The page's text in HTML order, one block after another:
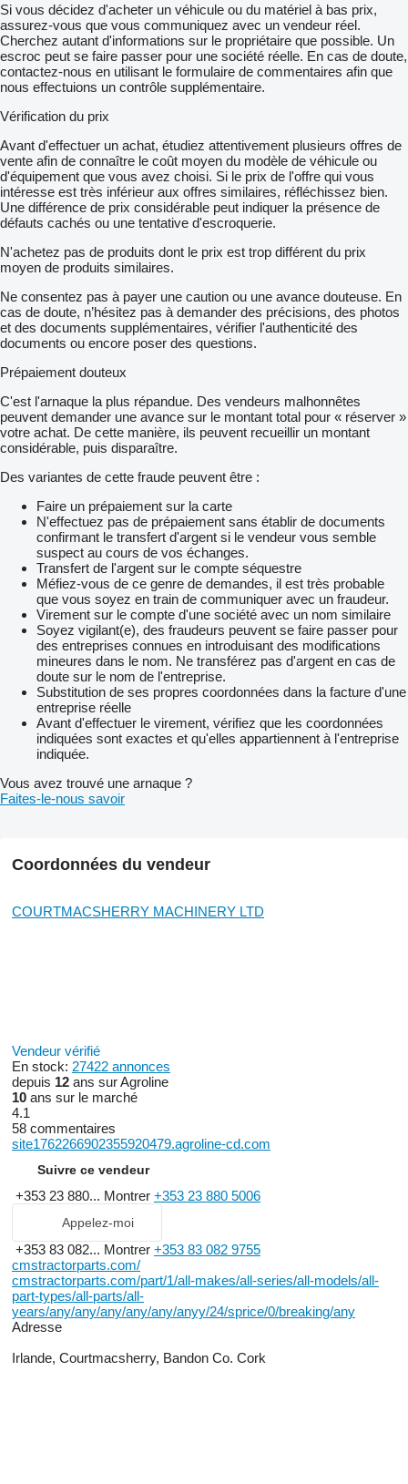
Si vous décidez d'acheter un véhicule ou du matériel à bas prix,
assurez-vous que vous communiquez avec un vendeur réel.
Cherchez autant d'informations sur le propriétaire que possible. Un
escroc peut se faire passer pour une société réelle. En cas de doute,
contactez-nous en utilisant le formulaire de commentaires afin que
nous effectuions un contrôle supplémentaire.
Vérification du prix
Avant d'effectuer un achat, étudiez attentivement plusieurs offres de
vente afin de connaître le coût moyen du modèle de véhicule ou
d'équipement que vous avez choisi. Si le prix de l'offre qui vous
intéresse est très inférieur aux offres similaires, réfléchissez bien.
Une différence de prix considérable peut indiquer la présence de
défauts cachés ou une tentative d'escroquerie.
N'achetez pas de produits dont le prix est trop différent du prix
moyen de produits similaires.
Ne consentez pas à payer une caution ou une avance douteuse. En
cas de doute, n’hésitez pas à demander des précisions, des photos
et des documents supplémentaires, vérifier l'authenticité des
documents ou encore poser des questions.
Prépaiement douteux
C'est l'arnaque la plus répandue. Des vendeurs malhonnêtes
peuvent demander une avance sur le montant total pour « réserver »
votre achat. De cette manière, ils peuvent recueillir un montant
considérable, puis disparaître.
Des variantes de cette fraude peuvent être :
Faire un prépaiement sur la carte
N'effectuez pas de prépaiement sans établir de documents
confirmant le transfert d'argent si le vendeur vous semble
suspect au cours de vos échanges.
Transfert de l'argent sur le compte séquestre
Méfiez-vous de ce genre de demandes, il est très probable
que vous soyez en train de communiquer avec un fraudeur.
Virement sur le compte d'une société avec un nom similaire
Soyez vigilant(e), des fraudeurs peuvent se faire passer pour
des entreprises connues en introduisant des modifications
mineures dans le nom. Ne transférez pas d'argent en cas de
doute sur le nom de l'entreprise.
Substitution de ses propres coordonnées dans la facture d'une
entreprise réelle
Avant d'effectuer le virement, vérifiez que les coordonnées
indiquées sont exactes et qu'elles appartiennent à l'entreprise
indiquée.
Vous avez trouvé une arnaque ?
Faites-le-nous savoir
Coordonnées du vendeur
COURTMACSHERRY MACHINERY LTD
Vendeur vérifié
En stock: 27422 annonces
depuis 12 ans sur Agroline
10 ans sur le marché
4.1
58 commentaires
site1762266902355920479.agroline-cd.com
Suivre ce vendeur
+353 23 880... Montrer +353 23 880 5006
Appelez-moi
+353 83 082... Montrer +353 83 082 9755
cmstractorparts.com/
cmstractorparts.com/part/1/all-makes/all-series/all-models/all-
part-types/all-parts/all-
years/any/any/any/any/any/anyy/24/sprice/0/breaking/any
Adresse
Irlande, Courtmacsherry, Bandon Co. Cork